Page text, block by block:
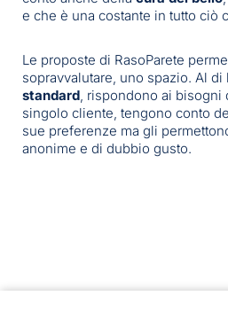
e che è una costante in tutto ciò
Le proposte di RasoParete
sopravvalutare, uno spazio. Al di
standard, rispondono ai bisogni
singolo cliente, tengono conto
sue preferenze ma gli
anonime e di dubbio gusto.